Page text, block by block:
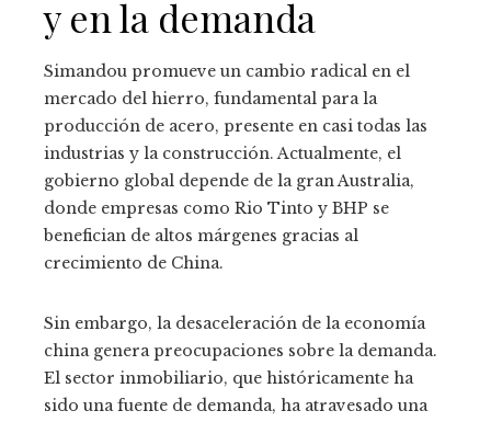
y en la demanda
Simandou promueve un cambio radical en el
mercado del hierro, fundamental para la
producción de acero, presente en casi todas las
industrias y la construcción. Actualmente, el
gobierno global depende de la gran Australia,
donde empresas como Rio Tinto y BHP se
benefician de altos márgenes gracias al
crecimiento de China.
Sin embargo, la desaceleración de la economía
china genera preocupaciones sobre la demanda.
El sector inmobiliario, que históricamente ha
sido una fuente de demanda, ha atravesado una